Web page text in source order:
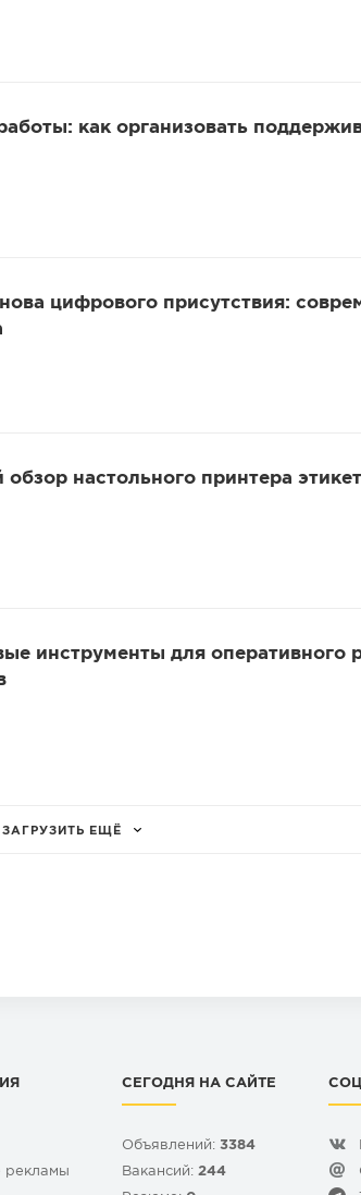
как организовать
цифрового присутствия:
настольного принтера
инструменты для оперативного
ЗАГРУЗИТЬ ЕЩЁ
рекламы
СЕГОДНЯ НА САЙТЕ
Объявлений: 3384
Вакансий: 244